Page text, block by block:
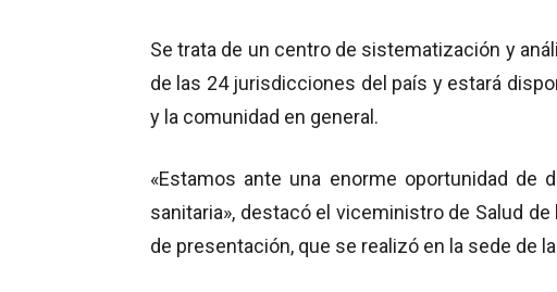
Se trata de un centro de sistematización y
de las 24 jurisdicciones del país y estará
y la comunidad en general.
«Estamos ante una enorme oportunidad de
sanitaria», destacó el viceministro de Salud de
de presentación, que se realizó en la sede de